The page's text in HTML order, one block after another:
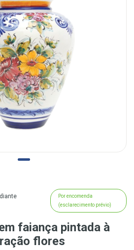
Por encomenda
(esclarecimento prévio)
faiança pintada à
flores